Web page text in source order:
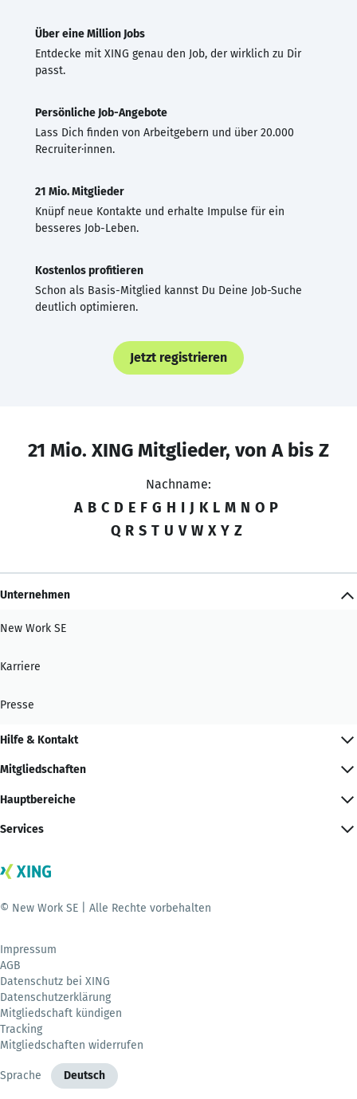
Über eine Million Jobs
Entdecke mit XING genau den Job, der wirklich zu Dir
passt.
Persönliche Job-Angebote
Lass Dich finden von Arbeitgebern und über 20.000
Recruiter·innen.
21 Mio. Mitglieder
Knüpf neue Kontakte und erhalte Impulse für ein
besseres Job-Leben.
Kostenlos profitieren
Schon als Basis-Mitglied kannst Du Deine Job-Suche
deutlich optimieren.
Jetzt registrieren
21 Mio. XING Mitglieder, von A bis Z
Nachname:
A B C D E F G H I J K L M N O P
Q R S T U V W X Y Z
Unternehmen
New Work SE
Karriere
Presse
Hilfe & Kontakt
Mitgliedschaften
Hauptbereiche
Services
© New Work SE | Alle Rechte vorbehalten
Impressum
AGB
Datenschutz bei XING
Datenschutzerklärung
Mitgliedschaft kündigen
Tracking
Mitgliedschaften widerrufen
Sprache Deutsch